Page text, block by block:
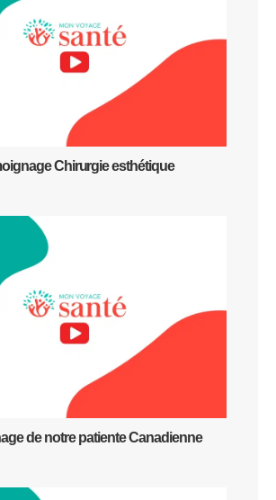
Chirurgie esthétique
de notre patiente Canadienne